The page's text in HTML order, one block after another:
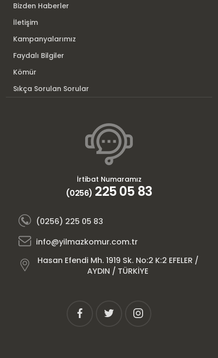
Bizden Haberler
İletişim
Kampanyalarımız
Faydalı Bilgiler
Kömür
Sıkça Sorulan Sorular
İrtibat Numaramız
(0256) 225 05 83
(0256) 225 05 83
info@yilmazkomur.com.tr
Hasan Efendi Mh. 1919 Sk. No:2 K:2 EFELER /
AYDIN / TÜRKİYE